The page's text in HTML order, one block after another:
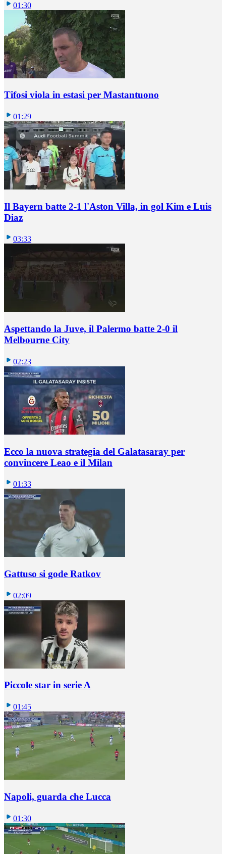
01:30
Tifosi viola in estasi per Mastantuono
01:29
Il Bayern batte 2-1 l'Aston Villa, in gol Kim e Luis
Diaz
03:33
Aspettando la Juve, il Palermo batte 2-0 il
Melbourne City
02:23
Ecco la nuova strategia del Galatasaray per
convincere Leao e il Milan
01:33
Gattuso si gode Ratkov
02:09
Piccole star in serie A
01:45
Napoli, guarda che Lucca
01:30